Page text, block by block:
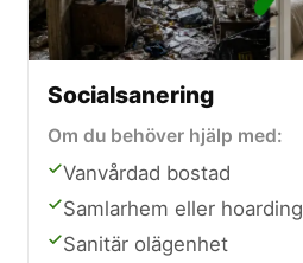
Socialsanering
Om du behöver hjälp med:
Vanvårdad bostad
Samlarhem eller hoarding
Sanitär olägenhet